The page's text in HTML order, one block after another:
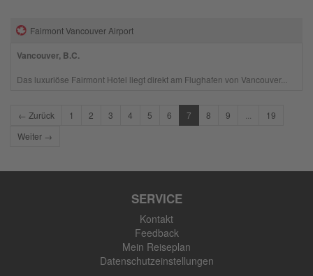
Fairmont Vancouver Airport
Vancouver, B.C.
Das luxuriöse Fairmont Hotel liegt direkt am Flughafen von Vancouver...
← Zurück 1 2 3 4 5 6 7 8 9
19
Weiter →
SERVICE
Kontakt
Feedback
Mein Reiseplan
Datenschutzeinstellungen